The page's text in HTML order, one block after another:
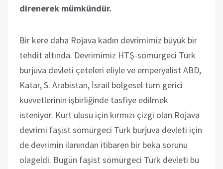
direnerek mümkündür.
Bir kere daha Rojava kadın devrimimiz büyük bir
tehdit altında. Devrimimiz HTŞ-sömürgeci Türk
burjuva devleti çeteleri eliyle ve emperyalist ABD,
Katar, S. Arabistan, İsrail bölgesel tüm gerici
kuvvetlerinin işbirliğinde tasfiye edilmek
isteniyor. Kürt ulusu için kırmızı çizgi olan Rojava
devrimi faşist sömürgeci Türk burjuva devleti için
de devrimin ilanından itibaren bir beka sorunu
olageldi. Bugün faşist sömürgeci Türk devleti bu